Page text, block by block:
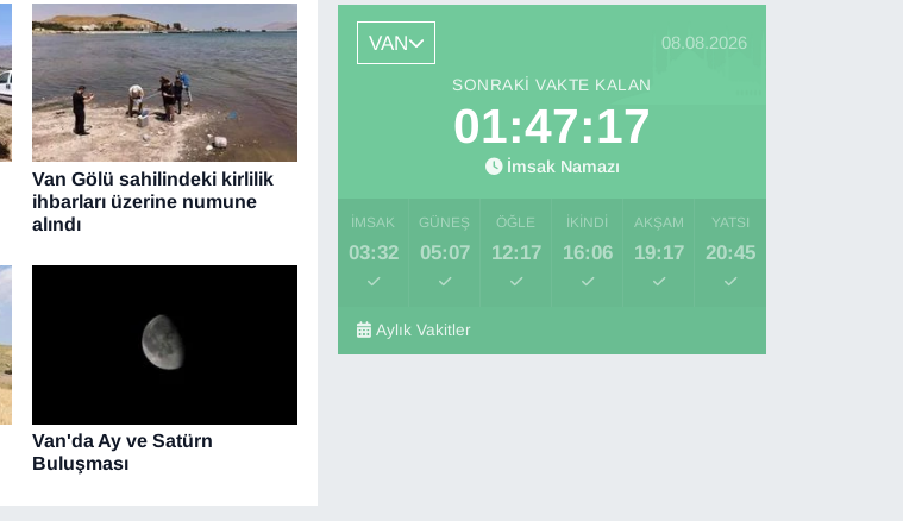
Van Gölü sahilindeki kirlilik
ihbarları üzerine numune
alındı
Van'da Ay ve Satürn
Buluşması
VAN
08.08.2026
SONRAKI VAKTE KALAN
01:47:16
İmsak Namazı
İMSAK
03:32
GÜNEŞ
05:07
ÖĞLE
12:17
İKINDI
16:06
AKŞAM
19:17
YATSI
20:45
Aylık Vakitler